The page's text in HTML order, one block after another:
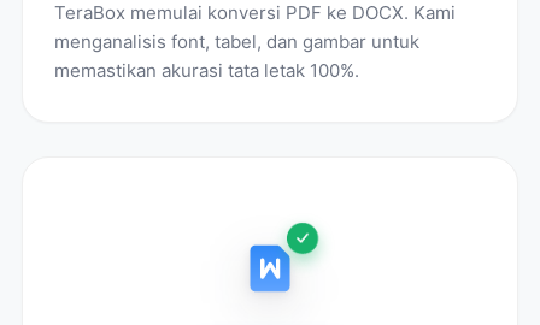
TeraBox memulai konversi PDF ke DOCX. Kami
menganalisis font, tabel, dan gambar untuk
memastikan akurasi tata letak 100%.